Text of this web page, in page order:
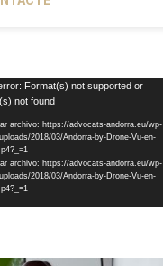
Format(s) not supported or
not found
archivo: https://advocats-andorra.eu/wp-
2018/03/Andorra-by-Drone-Vu-en-
archivo: https://advocats-andorra.eu/wp-
2018/03/Andorra-by-Drone-Vu-en-